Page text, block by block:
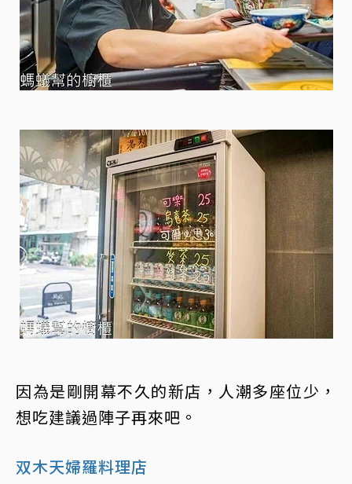
因為是剛開幕不久的新店，人潮多座位少，
想吃建議過陣子再來吧。
双木天婦羅料理店